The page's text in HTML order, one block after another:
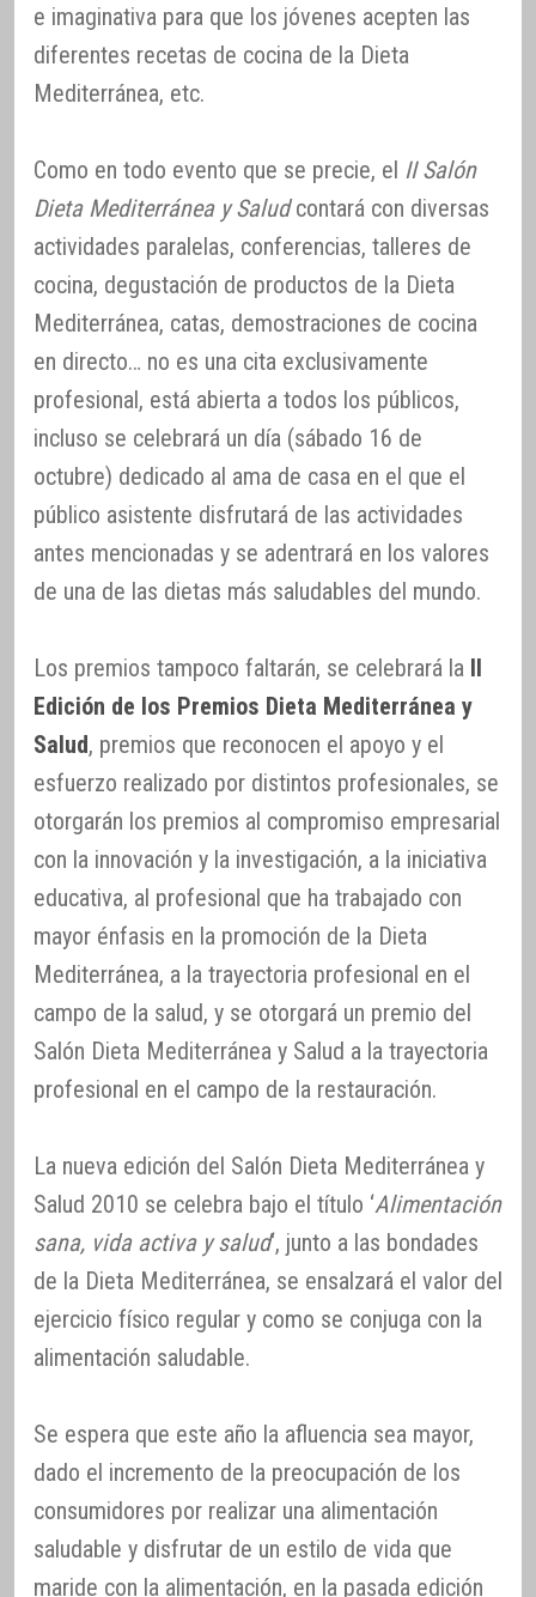
e imaginativa para que los jóvenes acepten las
diferentes recetas de cocina de la Dieta
Mediterránea, etc.
Como en todo evento que se precie, el II Salón
Dieta Mediterránea y Saludcontará con diversas
actividades paralelas, conferencias, talleres de
cocina, degustación de productos de la Dieta
Mediterránea, catas, demostraciones de cocina
en directo… no es una cita exclusivamente
profesional, está abierta a todos los públicos,
incluso se celebrará un día (sábado 16 de
octubre) dedicado al ama de casa en el que el
público asistente disfrutará de las actividades
antes mencionadas y se adentrará en los valores
de una de las dietas más saludables del mundo.
Los premios tampoco faltarán, se celebrará la II
Edición de los Premios Dieta Mediterránea y
Salud, premios que reconocen el apoyo y el
esfuerzo realizado por distintos profesionales, se
otorgarán los premios al compromiso empresarial
con la innovación y la investigación, a la iniciativa
educativa, al profesional que ha trabajado con
mayor énfasis en la promoción de la Dieta
Mediterránea, a la trayectoria profesional en el
campo de la salud, y se otorgará un premio del
Salón Dieta Mediterránea y Salud a la trayectoria
profesional en el campo de la restauración.
La nueva edición del Salón Dieta Mediterránea y
Salud 2010 se celebra bajo el título ‘Alimentación
sana, vida activa y salud‘, junto a las bondades
de la Dieta Mediterránea, se ensalzará el valor del
ejercicio físico regular y como se conjuga con la
alimentación saludable.
Se espera que este año la afluencia sea mayor,
dado el incremento de la preocupación de los
consumidores por realizar una alimentación
saludable y disfrutar de un estilo de vida que
maride con la alimentación, en la pasada edición